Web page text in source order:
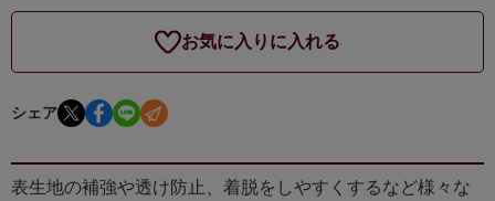
お気に入りに入れる
シェア
表生地の補強や透け防止、着脱をしやすくするなど様々な